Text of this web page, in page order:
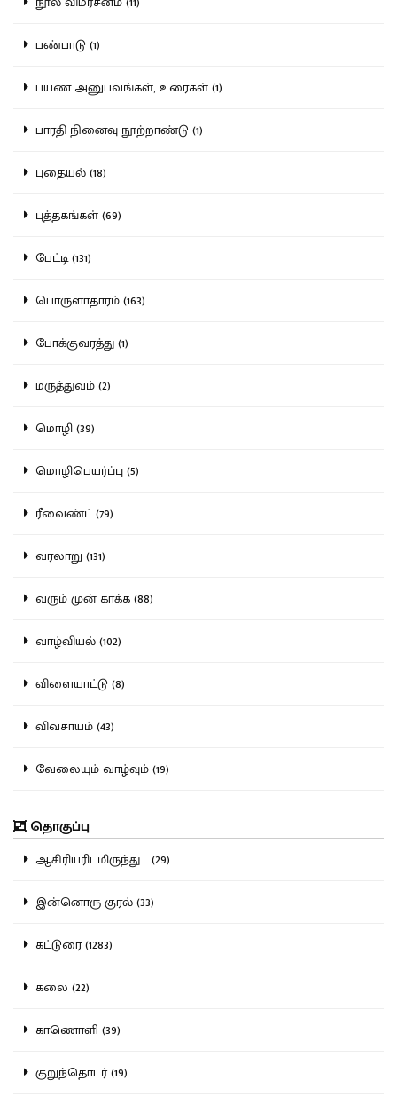
பண்பாடு (1)
பயண அனுபவங்கள், உரைகள் (1)
பாரதி நினைவு நூற்றாண்டு (1)
புதையல் (18)
புத்தகங்கள் (69)
பேட்டி (131)
பொருளாதாரம் (163)
போக்குவரத்து (1)
மருத்துவம் (2)
மொழி (39)
மொழிபெயர்ப்பு (5)
ரீவைண்ட் (79)
வரலாறு (131)
வரும் முன் காக்க (88)
வாழ்வியல் (102)
விளையாட்டு (8)
விவசாயம் (43)
வேலையும் வாழ்வும் (19)
தொகுப்பு
ஆசிரியரிடமிருந்து... (29)
இன்னொரு குரல் (33)
கட்டுரை (1283)
கலை (22)
காணொளி (39)
குறுந்தொடர் (19)